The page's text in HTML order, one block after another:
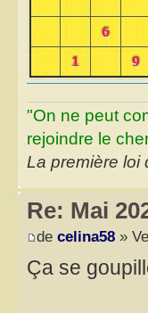
"On ne peut
rejoindre le
La première loi
Re: Mai
de celina58 »
Ça se